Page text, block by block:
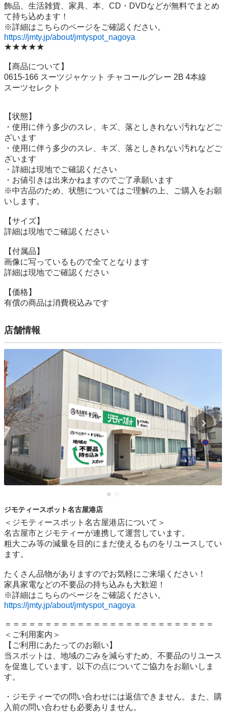
飾品、生活雑貨、家具、本、CD・DVDなどが無料でまとめ
て持ち込めます！
https://jmty.jp/about/jmtyspot_nagoya
★★★★★
【商品について】
0615-166 スーツジャケット チャコールグレー 2B 4本線
スーツセレクト
【状態】
・使用に伴う多少のスレ、キズ、落としきれない汚れなどご
ざいます
・使用に伴う多少のスレ、キズ、落としきれない汚れなどご
ざいます
・詳細は現地でご確認ください
・お値引きは出来かねますのでご了承願います
※中古品のため、状態についてはご理解の上、ご購入をお願
いします。
【サイズ】
詳細は現地でご確認ください
【付属品】
画像に写っているもので全てとなります
詳細は現地でご確認ください
【価格】
有償の商品は消費税込みです
店舗情報
ジモティースポット名古屋港店
＜ジモティースポット名古屋港店について＞
名古屋市とジモティーが連携して運営しています。
粗⼤ごみ等の減量を⽬的にまだ使えるものをリユースしてい
ます。
たくさん品物がありますのでお気軽にご来場ください！
家具家電などの不要品の持ち込みも大歓迎！
https://jmty.jp/about/jmtyspot_nagoya
＝＝＝＝＝＝＝＝＝＝＝＝＝＝＝＝＝＝＝＝＝＝＝＝＝＝
＜ご利用案内＞
【ご利用にあたってのお願い】
当スポットは、地域のごみを減らすため、不要品のリユース
を促進しています。以下の点についてご協力をお願いしま
す。
・ジモティーでの問い合わせには返信できません。また、購
入前の問い合わせも必要ありません。